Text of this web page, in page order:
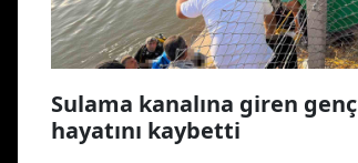
Sulama kanalına giren genç
hayatını kaybetti